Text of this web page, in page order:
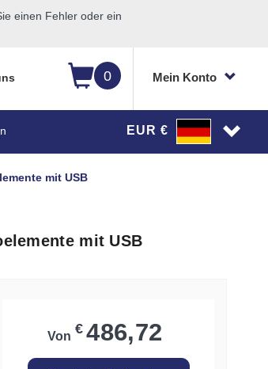
einen Fehler oder ein
0 Mein Konto
EUR €
mit USB
mit USB
Von € 486,72